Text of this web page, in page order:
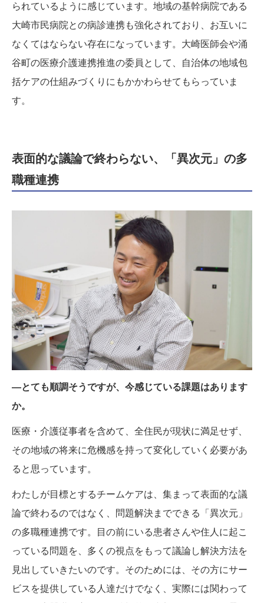
られているように感じています。地域の基幹病院である
大崎市民病院との病診連携も強化されており、お互いに
なくてはならない存在になっています。大崎医師会や涌
谷町の医療介護連携推進の委員として、自治体の地域包
括ケアの仕組みづくりにもかかわらせてもらっていま
す。
表面的な議論で終わらない、「異次元」の多
職種連携
―とても順調そうですが、今感じている課題はあります
か。
医療・介護従事者を含めて、全住民が現状に満足せず、
その地域の将来に危機感を持って変化していく必要があ
ると思っています。
わたしが目標とするチームケアは、集まって表面的な議
論で終わるのではなく、問題解決までできる「異次元」
の多職種連携です。目の前にいる患者さんや住人に起こ
っている問題を、多くの視点をもって議論し解決方法を
見出していきたいのです。そのためには、その方にサー
ビスを提供している人達だけでなく、実際には関わって